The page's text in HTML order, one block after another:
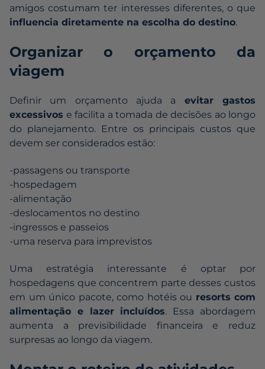
amigos costumam ter interesses diferentes, o que
influencia diretamente na escolha do destino.
Organizar o orçamento da
viagem
Definir um orçamento ajuda a evitar gastos
excessivos e facilita a tomada de decisões ao longo
do planejamento. Entre os principais custos que
devem ser considerados estão:
-passagens ou transporte
-hospedagem
-alimentação
-deslocamentos no destino
-ingressos e passeios
-uma reserva para imprevistos
Uma estratégia interessante é optar por
hospedagens que concentrem parte desses custos
em um único pacote, como hotéis ou resorts com
alimentação e lazer incluídos. Essa abordagem
aumenta a previsibilidade financeira e reduz
surpresas ao longo da viagem.